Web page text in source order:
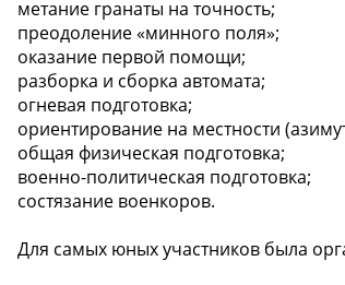
метание гранаты на точность;
преодоление «минного поля»;
оказание первой помощи;
разборка и сборка автомата;
огневая подготовка;
ориентирование на местности
общая физическая подготовка;
военно-политическая подготовка;
состязание военкоров.
Для самых юных участников была